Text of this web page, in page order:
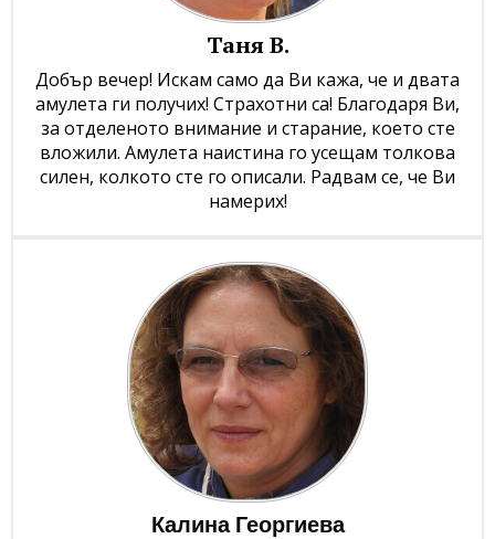
Таня В.
Добър вечер! Искам само да Ви кажа, че и двата
амулета ги получих! Страхотни са! Благодаря Ви,
за отделеното внимание и старание, което сте
вложили. Амулета наистина го усещам толкова
силен, колкото сте го описали. Радвам се, че Ви
намерих!
Калина Георгиева